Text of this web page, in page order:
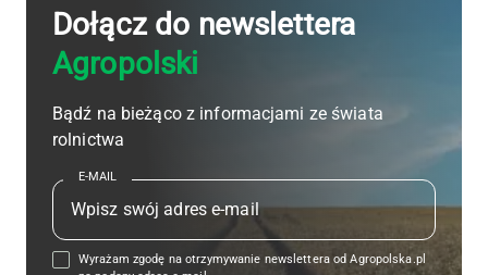
Dołącz do newslettera
Agropolski
Bądź na bieżąco z informacjami ze świata
rolnictwa
E-MAIL
Wyrażam zgodę na otrzymywanie newslettera od Agropolska.pl